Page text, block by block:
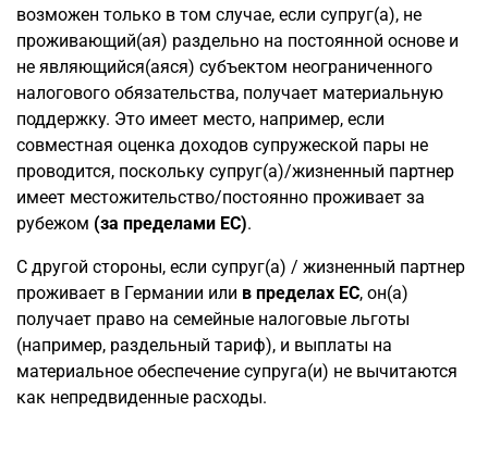
возможен только в том случае, если супруг(а), не
проживающий(ая) раздельно на постоянной основе и
не являющийся(аяся) субъектом неограниченного
налогового обязательства, получает материальную
поддержку. Это имеет место, например, если
совместная оценка доходов супружеской пары не
проводится, поскольку супруг(а)/жизненный партнер
имеет местожительство/постоянно проживает за
рубежом (за пределами ЕС).
С другой стороны, если супруг(а) / жизненный партнер
проживает в Германии или в пределах ЕС, он(а)
получает право на семейные налоговые льготы
(например, раздельный тариф), и выплаты на
материальное обеспечение супруга(и) не вычитаются
как непредвиденные расходы.